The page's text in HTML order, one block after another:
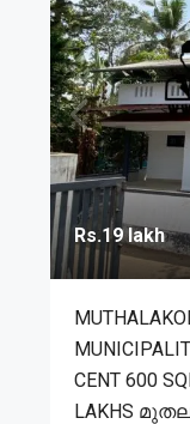
Rs.19 lakh
CENT 600
LAKHS